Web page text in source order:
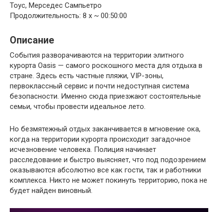
Тоус, Мерседес Сампьетро
Продолжительность: 8 x ~ 00:50:00
Описание
События разворачиваются на территории элитного
курорта Oasis — самого роскошного места для отдыха в
стране. Здесь есть частные пляжи, VIP-зоны,
первоклассный сервис и почти недоступная система
безопасности. Именно сюда приезжают состоятельные
семьи, чтобы провести идеальное лето.
Но безмятежный отдых заканчивается в мгновение ока,
когда на территории курорта происходит загадочное
исчезновение человека. Полиция начинает
расследование и быстро выясняет, что под подозрением
оказываются абсолютно все как гости, так и работники
комплекса. Никто не может покинуть территорию, пока не
будет найден виновный.